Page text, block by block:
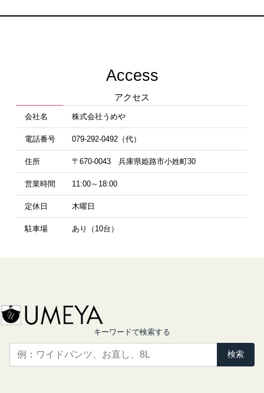
Access
アクセス
会社名 株式会社うめや
電話番号 079-292-0492（代）
住所 〒670-0043 兵庫県姫路市小姓町30
営業時間 11:00～18:00
定休日 木曜日
駐車場 あり（10台）
キーワードで検索する
検索